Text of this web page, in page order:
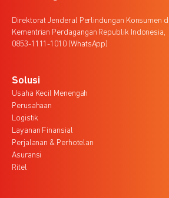
Direktorat Jenderal Perlindungan Konsumen
Kementrian Perdagangan Republik Indonesia,
0853-1111-1010 (WhatsApp)
Solusi
Usaha Kecil Menengah
Perusahaan
Logistik
Layanan Finansial
Perjalanan & Perhotelan
Asuransi
Ritel